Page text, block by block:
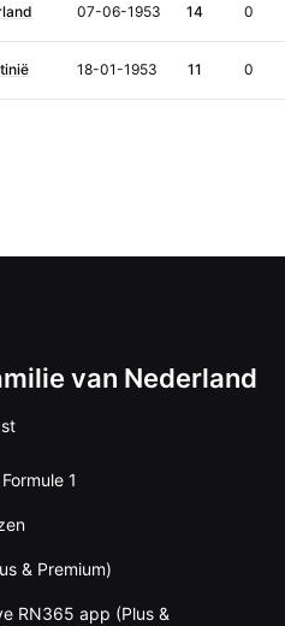
07-06-1953 14 0
18-01-1953 11 0
van Nederland
1
& Premium)
RN365 app (Plus &